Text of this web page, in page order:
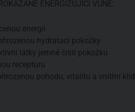
ENERGIZUJÍCÍ VŮNĚ:
energii
hydrataci pokožky
látky jemně čistí pokožku
recepturu
pohodu, vitalitu a vnitřní klid